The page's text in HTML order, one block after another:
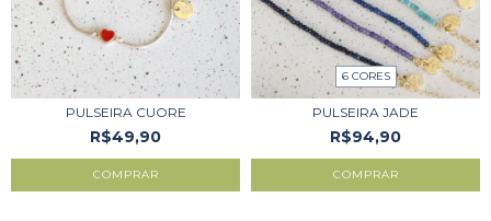
PULSEIRA CUORE
R$49,90
6 CORES
PULSEIRA JADE
R$94,90
COMPRAR